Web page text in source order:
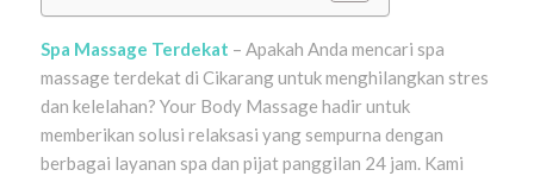
Spa Massage Terdekat – Apakah Anda mencari spa
massage terdekat di Cikarang untuk menghilangkan stres
dan kelelahan? Your Body Massage hadir untuk
memberikan solusi relaksasi yang sempurna dengan
berbagai layanan spa dan pijat panggilan 24 jam. Kami